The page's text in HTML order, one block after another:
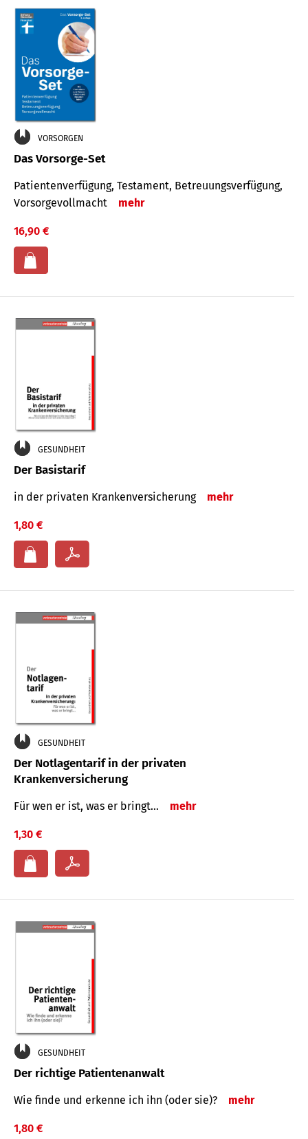
VORSORGEN
Das Vorsorge-Set
Patienten­ver­fügung, Testa­ment, Be­treuungs­verfü­gung,
Vor­sorge­voll­macht
mehr
16,90 €
GESUNDHEIT
Der Basistarif
in der privaten Kran­ken­ver­siche­rung mehr
1,80 €
GESUNDHEIT
Der Notlagentarif in der privaten
Krankenversicherung
Für wen er ist, was er bringt… mehr
1,30 €
GESUNDHEIT
Der richtige Patientenanwalt
Wie finde und erkenne ich ihn (oder sie)? mehr
1,80 €